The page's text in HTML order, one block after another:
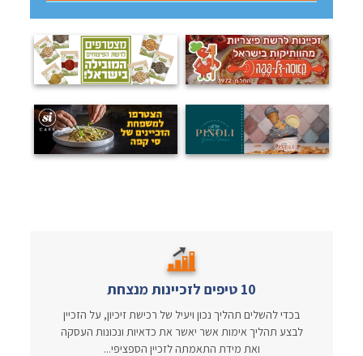
10 טיפים לזכיינות מנצחת
בכדי להשלים תהליך נכון ויעיל של רכישת זיכיון, על הזכיין
לבצע תהליך אימות אשר יאשר את כדאיות ונכונות העסקה
ואת מידת התאמתה לזכיין הספציפי...